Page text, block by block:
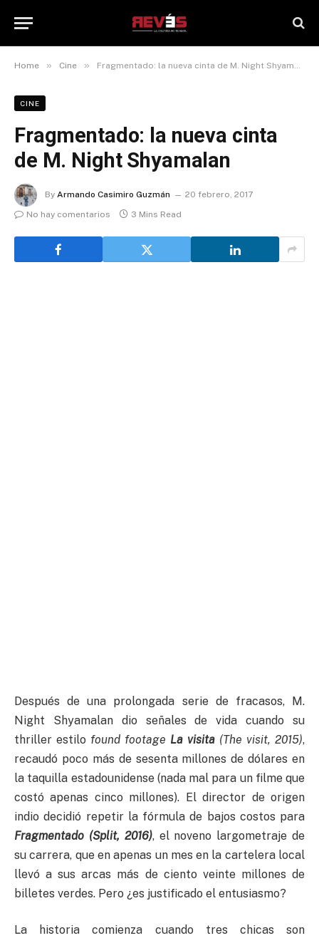
Home » Cine » Fragmentado: la nueva cinta de M. Night Shyamalan
CINE
Fragmentado: la nueva cinta
de M. Night Shyamalan
By Armando Casimiro Guzmán
20 febrero, 2017
No hay comentarios
3 Mins Read
Después de una prolongada serie de fracasos, M.
Night Shyamalan dio señales de vida cuando su
thriller estilo found footage La visita (The visit, 2015),
recaudó poco más de sesenta millones de dólares en
la taquilla estadounidense (nada mal para un filme que
costó apenas cinco millones). El director de origen
indio decidió repetir la fórmula de bajos costos para
Fragmentado (Split, 2016), el noveno largometraje de
su carrera, que en apenas un mes en la cartelera local
llevó a sus arcas más de ciento veinte millones de
billetes verdes. Pero ¿es justificado el entusiasmo?
La historia comienza cuando tres chicas son